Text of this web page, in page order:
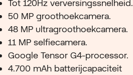
Tot 120Hz verversingssnelheid.
50 MP groothoekcamera.
48 MP ultragroothoekcamera.
11 MP selfiecamera.
Google Tensor G4-processor.
4.700 mAh batterijcapaciteit